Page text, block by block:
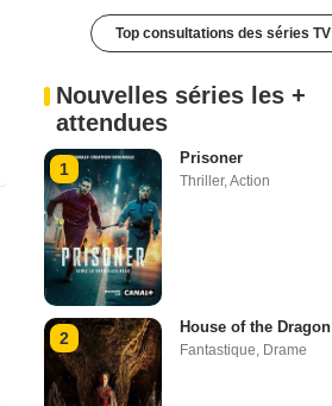
Top consultations des séries TV
Nouvelles séries les +
attendues
1
Prisoner
Thriller,Action
2
House of the Dragon
Fantastique, Drame